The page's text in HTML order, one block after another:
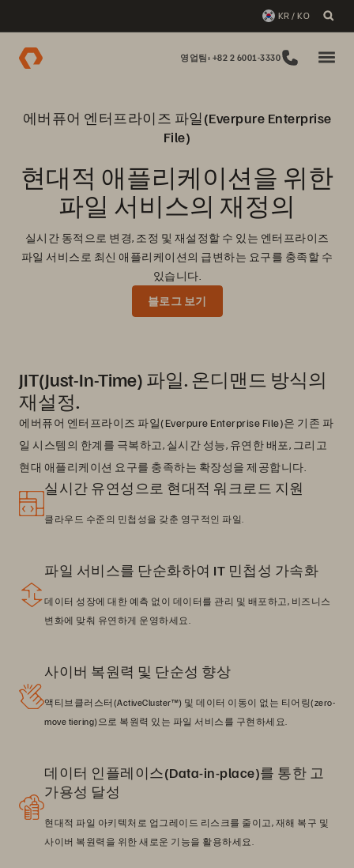
KR / KO
영업팀: +82 2 6001-3330
에버퓨어 엔터프라이즈 파일(Everpure Enterprise
File)
현대적 애플리케이션을 위한
파일 서비스의 재정의
실시간 동적으로 변경, 조정 및 재설정할 수 있는 엔터프라이즈
파일 서비스로 최신 애플리케이션의 급변하는 요구를 충족할 수
있습니다.
블로그 보기
JIT(Just-In-Time) 파일. 온디맨드 방식의
재설정.
에버퓨어 엔터프라이즈 파일(Everpure Enterprise File)은 기존 파
일 시스템의 한계를 극복하고, 실시간 성능, 유연한 배포, 그리고
현대 애플리케이션 요구를 충족하는 확장성을 제공합니다.
실시간 유연성으로 현대적 워크로드 지원
클라우드 수준의 민첩성을 갖춘 영구적인 파일.
파일 서비스를 단순화하여 IT 민첩성 가속화
데이터 성장에 대한 예측 없이 데이터를 관리 및 배포하고, 비즈니스
변화에 맞춰 유연하게 운영하세요.
사이버 복원력 및 단순성 향상
액티브클러스터(ActiveCluster™) 및 데이터 이동이 없는 티어링(zero-
move tiering)으로 복원력 있는 파일 서비스를 구현하세요.
데이터 인플레이스(Data-in-place)를 통한 고
가용성 달성
현대적 파일 아키텍처로 업그레이드 리스크를 줄이고, 재해 복구 및
사이버 복원력을 위한 새로운 기능을 활용하세요.